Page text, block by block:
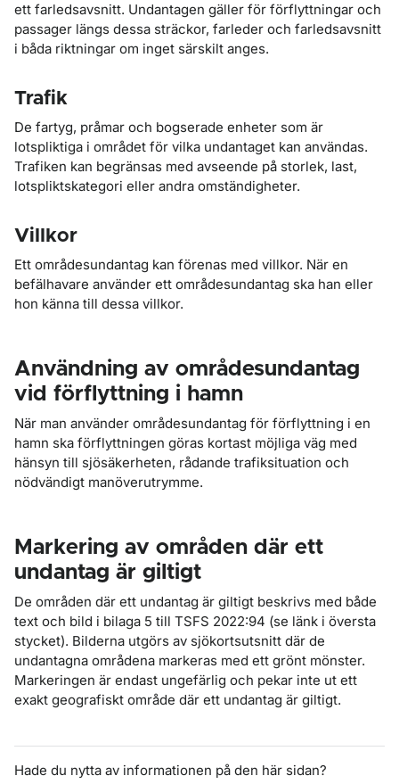
ett farledsavsnitt. Undantagen gäller för förflyttningar och
passager längs dessa sträckor, farleder och farledsavsnitt
i båda riktningar om inget särskilt anges.
Trafik
De fartyg, pråmar och bogserade enheter som är
lotspliktiga i området för vilka undantaget kan användas.
Trafiken kan begränsas med avseende på storlek, last,
lotspliktskategori eller andra omständigheter.
Villkor
Ett områdesundantag kan förenas med villkor. När en
befälhavare använder ett områdesundantag ska han eller
hon känna till dessa villkor.
Användning av områdesundantag
vid förflyttning i hamn
När man använder områdesundantag för förflyttning i en
hamn ska förflyttningen göras kortast möjliga väg med
hänsyn till sjösäkerheten, rådande trafiksituation och
nödvändigt manöverutrymme.
Markering av områden där ett
undantag är giltigt
De områden där ett undantag är giltigt beskrivs med både
text och bild i bilaga 5 till TSFS 2022:94 (se länk i översta
stycket). Bilderna utgörs av sjökortsutsnitt där de
undantagna områdena markeras med ett grönt mönster.
Markeringen är endast ungefärlig och pekar inte ut ett
exakt geografiskt område där ett undantag är giltigt.
Hade du nytta av informationen på den här sidan?